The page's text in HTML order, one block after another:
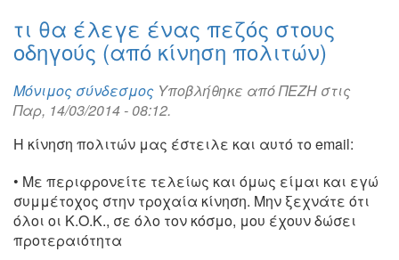
τι θα έλεγε ένας πεζός στους
οδηγούς (από κίνηση πολιτών)
Μόνιμος σύνδεσμος Υποβλήθηκε απόΠΕΖΗ στις
Παρ, 14/03/2014 - 08:12.
Η κίνηση πολιτών μας έστειλε και αυτό το email:
• Με περιφρονείτε τελείως και όμως είμαι και εγώ
συμμέτοχος στην τροχαία κίνηση. Μην ξεχνάτε ότι
όλοι οι Κ.Ο.Κ., σε όλο τον κόσμο, μου έχουν δώσει
προτεραιότητα